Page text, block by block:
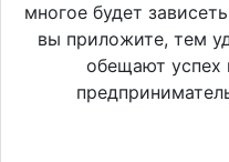
многое будет
вы приложите, тем
обещают успех